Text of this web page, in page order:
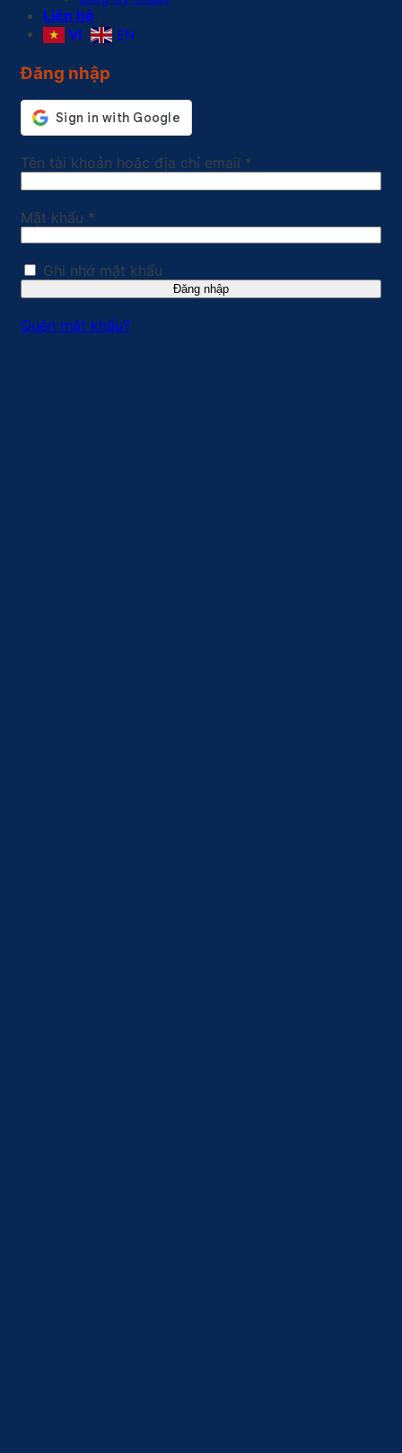
Liên hệ
VI EN
Đăng nhập
Tên tài khoản hoặc địa chỉ email *
Mật khẩu *
Ghi nhớ mật khẩu
Đăng nhập
Quên mật khẩu?